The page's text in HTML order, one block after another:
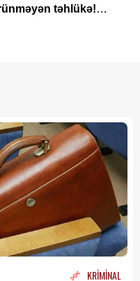
təhlükə!
edir
KRİMİNAL